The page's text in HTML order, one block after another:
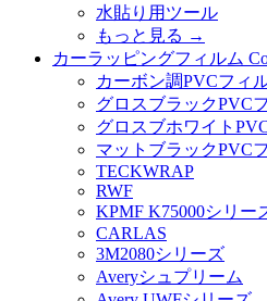
水貼り用ツール
もっと見る →
カーラッピングフィルム
カーボン調PVCフィ
グロスブラックPVC
グロスブホワイト
マットブラックPVC
TECKWRAP
RWF
KPMF K75000シリー
CARLAS
3M2080シリーズ
Averyシュプリーム